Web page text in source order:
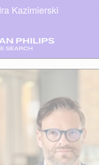
Kazimierski